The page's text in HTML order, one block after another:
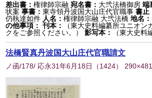
差出書：権律師宗融 宛名書： 大弐法橋御房 端
状案 事書：東寺領丹波国大山庄代官職事 書止
仍執達如件 人名：権律師宗融 大弐法橋 地名：
の他事項： 刊本：
（東大史料編纂所ユニオン
クをご参照ください。）
影写本： （東大史料
法橋賢真丹波国大山庄代官職請文
ノ函/178/ 応永31年6月18日 （1424）